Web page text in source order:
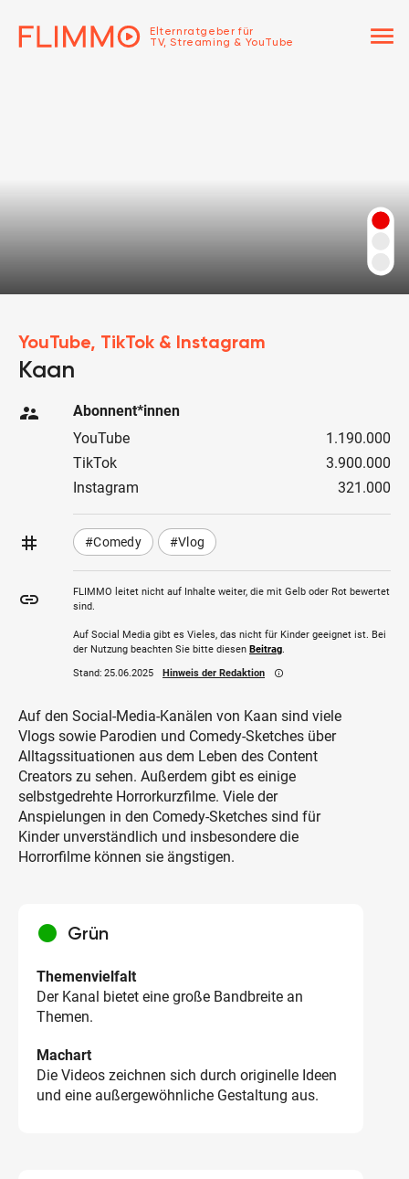
Elternratgeber für
TV, Streaming & YouTube
menu
YouTube, TikTok & Instagram
Kaan
supervisor_account
Abonnent*innen
YouTube
1.190.000
TikTok
3.900.000
Instagram
321.000
tag #Comedy #Vlog
insert_link
FLIMMO leitet nicht auf Inhalte weiter, die mit Gelb oder Rot bewertet
sind.
Auf Social Media gibt es Vieles, das nicht für Kinder geeignet ist. Bei
der Nutzung beachten Sie bitte diesen Beitrag.
Stand: 25.06.2025 Hinweis der Redaktion info_outline
Auf den Social-Media-Kanälen von Kaan sind viele
Vlogs sowie Parodien und Comedy-Sketches über
Alltagssituationen aus dem Leben des Content
Creators zu sehen. Außerdem gibt es einige
selbstgedrehte Horrorkurzfilme. Viele der
Anspielungen in den Comedy-Sketches sind für
Kinder unverständlich und insbesondere die
Horrorfilme können sie ängstigen.
circle Grün
Themenvielfalt
Der Kanal bietet eine große Bandbreite an
Themen.
Machart
Die Videos zeichnen sich durch originelle Ideen
und eine außergewöhnliche Gestaltung aus.